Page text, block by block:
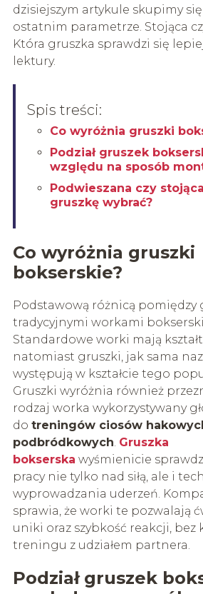
dzisiejszym artykule skupimy
ostatnim parametrze. Stojąca
Która gruszka sprawdzi się
lektury.
Spis treści:
Co wyróżnia gruszki
Podział gruszek
względu na sposób
Podwieszana czy
gruszkę wybrać?
Co wyróżnia gruszki
bokserskie?
Podstawową różnicą pomiędzy
tradycyjnymi workami
Standardowe worki mają kształt
natomiast gruszki, jak sama
występują w kształcie tego
Gruszki wyróżnia również
rodzaj worka wykorzystywany
do treningów ciosów
podbródkowych Gruszka
bokserska wyśmienicie
pracy nie tylko nad siłą, ale i
wyprowadzania uderzeń.
sprawia, że worki te pozwalają
uniki oraz szybkość reakcji, bez
treningu z udziałem partnera.
Podział gruszek